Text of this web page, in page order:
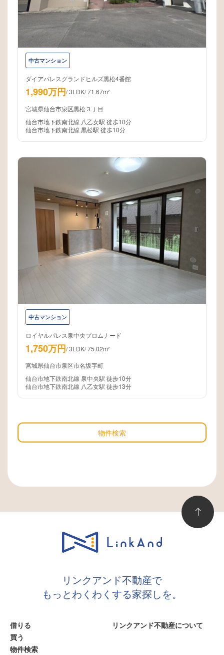
中古マンション
ダイアパレスグランドヒルズ黒松4番館
1,990万円/3LDK/71.67m²
宮城県仙台市泉区黒松３丁目
仙台市地下鉄南北線 八乙女駅 徒歩10分
仙台市地下鉄南北線 黒松駅 徒歩10分
中古マンション
ロイヤルパレス泉中央プロムナード
1,750万円/3LDK/75.02m²
宮城県仙台市泉区市名坂字町
仙台市地下鉄南北線 泉中央駅 徒歩10分
仙台市地下鉄南北線 八乙女駅 徒歩13分
物件検索
リンクアンド不動産で
もっとわくわくする家探しを。
借りる
買う
物件検索
リンクアンド不動産について